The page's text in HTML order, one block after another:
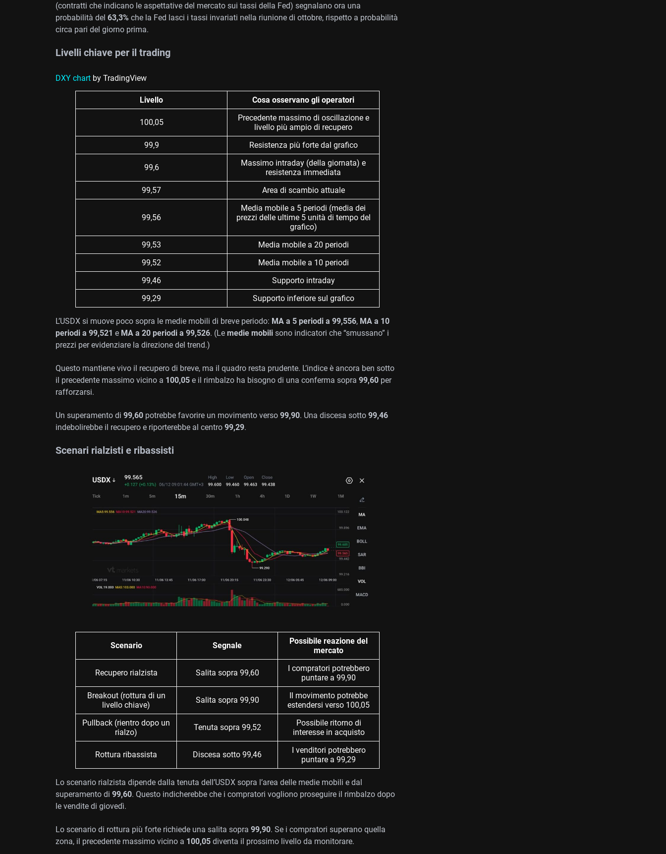
(contratti che indicano le aspettative del mercato sui tassi della Fed) segnalano ora una
probabilità del 63,3% che la Fed lasci i tassi invariati nella riunione di ottobre, rispetto a probabilità
circa pari del giorno prima.
Livelli chiave per il trading
DXY chart by TradingView
Livello Cosa osservano gli operatori
100,05
Precedente massimo di oscillazione e
livello più ampio di recupero
99,9
Resistenza più forte dal grafico
99,6
Massimo intraday (della giornata) e
resistenza immediata
99,57
Area di scambio attuale
99,56
Media mobile a 5 periodi (media dei
prezzi delle ultime 5 unità di tempo del
grafico)
99,53
Media mobile a 20 periodi
99,52
Media mobile a 10 periodi
99,46
Supporto intraday
99,29
Supporto inferiore sul grafico
L’USDX si muove poco sopra le medie mobili di breve periodo: MA a 5 periodi a 99,556, MA a 10
periodi a 99,521 e MA a 20 periodi a 99,526. (Le medie mobili sono indicatori che “smussano” i
prezzi per evidenziare la direzione del trend.)
Questo mantiene vivo il recupero di breve, ma il quadro resta prudente. L’indice è ancora ben sotto
il precedente massimo vicino a 100,05 e il rimbalzo ha bisogno di una conferma sopra 99,60 per
rafforzarsi.
Un superamento di 99,60 potrebbe favorire un movimento verso 99,90. Una discesa sotto 99,46
indebolirebbe il recupero e riporterebbe al centro 99,29.
Scenari rialzisti e ribassisti
Scenario Segnale
Possibile reazione del
mercato
Recupero rialzista Salita sopra 99,60
I compratori potrebbero
puntare a 99,90
Breakout (rottura di un
livello chiave)
Salita sopra 99,90
Il movimento potrebbe
estendersi verso 100,05
Pullback (rientro dopo un
rialzo)
Tenuta sopra 99,52
Possibile ritorno di
interesse in acquisto
Rottura ribassista Discesa sotto 99,46
I venditori potrebbero
puntare a 99,29
Lo scenario rialzista dipende dalla tenuta dell’USDX sopra l’area delle medie mobili e dal
superamento di 99,60. Questo indicherebbe che i compratori vogliono proseguire il rimbalzo dopo
le vendite di giovedì.
Lo scenario di rottura più forte richiede una salita sopra 99,90. Se i compratori superano quella
zona, il precedente massimo vicino a 100,05 diventa il prossimo livello da monitorare.